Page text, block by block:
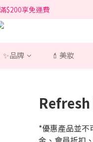
$200享免運費
$200享免運費
HK$200 (*selected
✨品牌 💄美妝
*優惠產品並不